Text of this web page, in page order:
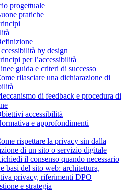
progettuale
pratiche
by design
per l’accessibilità
guida e criteri di successo
rilasciare una dichiarazione di
di feedback e procedura di
accessibilità
e approfondimenti
rispettare la privacy sin dalla
di un sito o servizio digitale
il consenso quando necessario
basi del sito web: architettura,
privacy, riferimenti DPO
e strategia